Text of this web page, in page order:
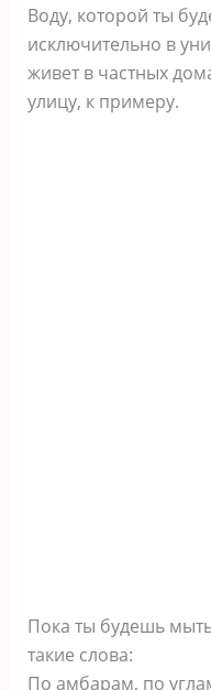
Воду, которой ты
исключительно в
живет в частных
улицу, к примеру.
Пока ты будешь
такие слова:
По амбарам, по